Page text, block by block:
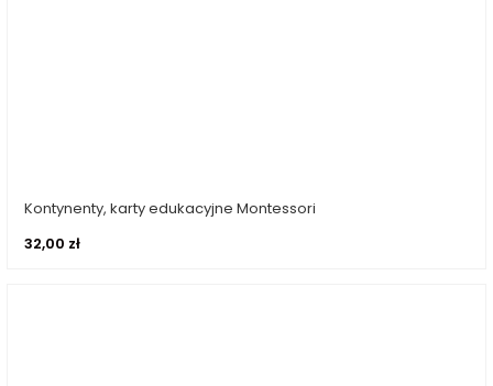
Dodaj do koszyka
Kontynenty, karty edukacyjne Montessori
32,00 zł